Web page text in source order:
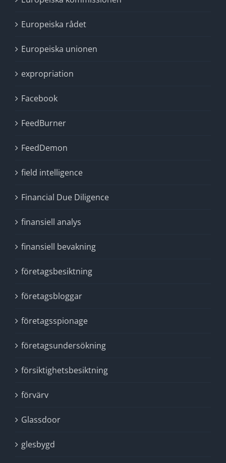
Europeiska rådet
Europeiska unionen
expropriation
Facebook
FeedBurner
FeedDemon
field intelligence
Financial Due Diligence
finansiell analys
finansiell bevakning
företagsbesiktning
företagsbloggar
företagsspionage
företagsundersökning
försiktighetsbesiktning
förvärv
Glassdoor
glesbygd